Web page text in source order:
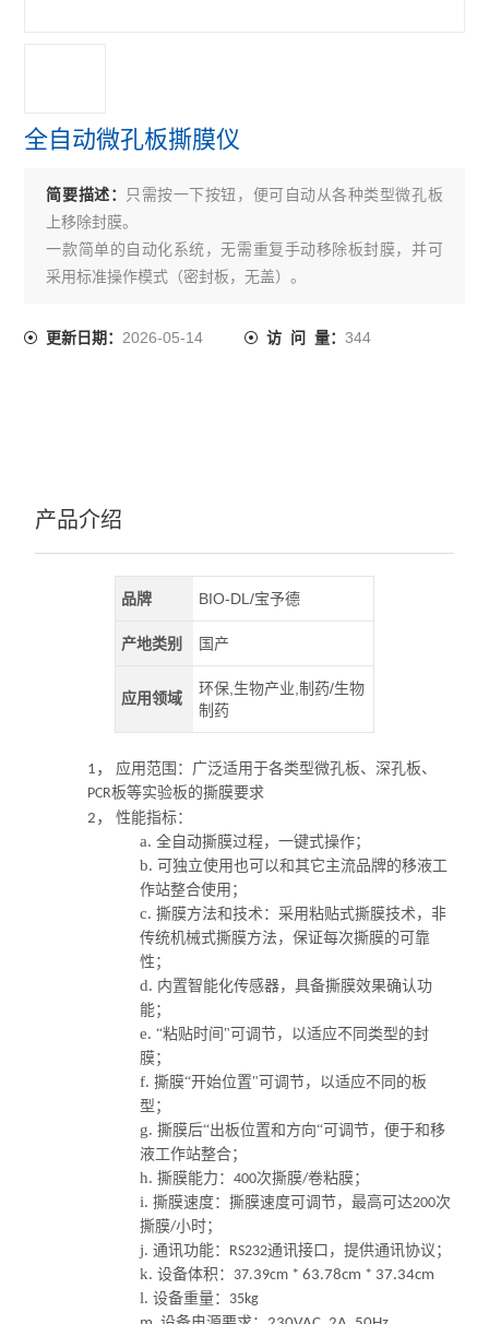
全自动微孔板撕膜仪
简要描述：
只需按一下按钮，便可自动从各种类型微孔板
上移除封膜。
一款简单的自动化系统，无需重复手动移除板封膜，并可
采用标准操作模式（密封板，无盖）。
动化和机器人自动化流程中。
更新日期：2026-05-14 访 问 量： 344
产品介绍
品牌 BIO-DL/宝予德
产地类别 国产
应用领域
环保,生物产业,制药/生物
制药
1，应用范围：广泛适用于各类型微孔板、深孔板、
PCR板等实验板的撕膜要求
2，性能指标：
a.全自动撕膜过程，一键式操作；
b.可独立使用也可以和其它主流品牌的移液工
作站整合使用；
c.撕膜方法和技术：采用粘贴式撕膜技术，非
传统机械式撕膜方法，保证每次撕膜的可靠
性；
d. 内置智能化传感器，具备撕膜效果确认功
能；
e.“粘贴时间"可调节，以适应不同类型的封
膜；
f.撕膜“开始位置"可调节，以适应不同的板
型；
g.撕膜后“出板位置和方向“可调节，便于和移
液工作站整合；
h.撕膜能力：400次撕膜/卷粘膜；
i.撕膜速度：撕膜速度可调节，最高可达200次
撕膜/小时；
j.通讯功能： RS232通讯接口，提供通讯协议；
k.设备体积： 37.39cm * 63.78cm * 37.34cm
l.设备重量： 35kg